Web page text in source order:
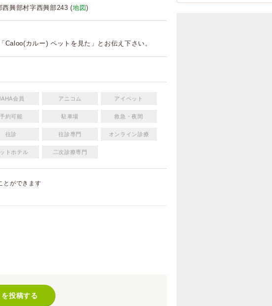
興部村字西興部243 (地図)
Caloo(カルー) ペットを見た」とお伝え下さい。
会員 アニコム アイペット
予約可能 駐車場 救急・夜間
往診 往診専門 オンライン診療
トホテル 二次診療専門
とができます
投稿する